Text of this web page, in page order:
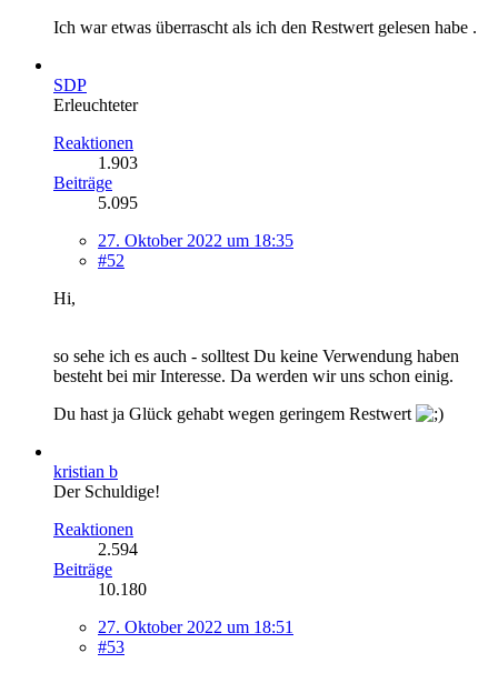
Ich war etwas überrascht als ich den Restwert gelesen habe .
SDP
Erleuchteter
Reaktionen
1.903
Beiträge
5.095
27. Oktober 2022 um 18:35
#52
Hi,
so sehe ich es auch - solltest Du keine Verwendung haben
besteht bei mir Interesse. Da werden wir uns schon einig.
Du hast ja Glück gehabt wegen geringem Restwert
kristian b
Der Schuldige!
Reaktionen
2.594
Beiträge
10.180
27. Oktober 2022 um 18:51
#53